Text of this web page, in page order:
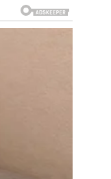
život.